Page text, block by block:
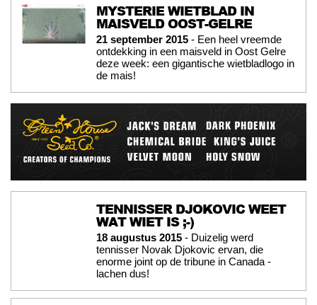
MYSTERIE WIETBLAD IN
MAISVELD OOST-GELRE
21 september 2015 - Een heel vreemde
ontdekking in een maisveld in Oost Gelre
deze week: een gigantische wietbladlogo in
de mais!
TENNISSER DJOKOVIC WEET
WAT WIET IS ;-)
18 augustus 2015 - Duizelig werd
tennisser Novak Djokovic ervan, die
enorme joint op de tribune in Canada -
lachen dus!